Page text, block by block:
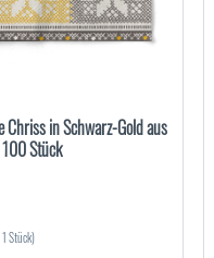
in Schwarz-Gold aus
Stück
Stück)